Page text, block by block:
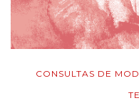
CONSULTAS DE